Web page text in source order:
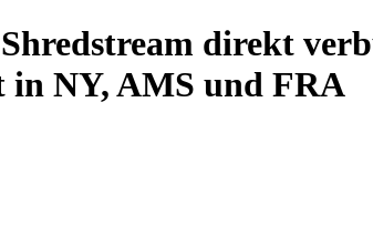
direkt
in NY, AMS und FRA